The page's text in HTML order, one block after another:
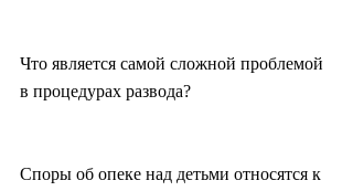
Что является самой сложной проблемой
в процедурах развода?
Споры об опеке над детьми относятся к